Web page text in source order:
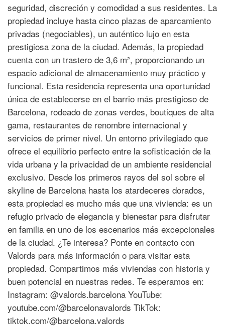
seguridad, discreción y comodidad a sus residentes. La
propiedad incluye hasta cinco plazas de aparcamiento
privadas (negociables), un auténtico lujo en esta
prestigiosa zona de la ciudad. Además, la propiedad
cuenta con un trastero de 3,6 m², proporcionando un
espacio adicional de almacenamiento muy práctico y
funcional. Esta residencia representa una oportunidad
única de establecerse en el barrio más prestigioso de
Barcelona, rodeado de zonas verdes, boutiques de alta
gama, restaurantes de renombre internacional y
servicios de primer nivel. Un entorno privilegiado que
ofrece el equilibrio perfecto entre la sofisticación de la
vida urbana y la privacidad de un ambiente residencial
exclusivo. Desde los primeros rayos del sol sobre el
skyline de Barcelona hasta los atardeceres dorados,
esta propiedad es mucho más que una vivienda: es un
refugio privado de elegancia y bienestar para disfrutar
en familia en uno de los escenarios más excepcionales
de la ciudad. ¿Te interesa? Ponte en contacto con
Valords para más información o para visitar esta
propiedad. Compartimos más viviendas con historia y
buen potencial en nuestras redes. Te esperamos en:
Instagram: @valords.barcelona YouTube:
youtube.com/@barcelonavalords TikTok:
tiktok.com/@barcelona.valords